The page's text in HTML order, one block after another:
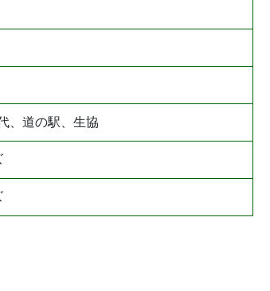
、道の駅、生協